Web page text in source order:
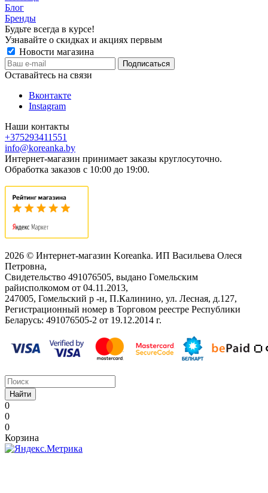
Блог
Бренды
Будьте всегда в курсе!
Узнавайте о скидках и акциях первым
Новости магазина
Оставайтесь на связи
Вконтакте
Instagram
Наши контакты
+375293411551
info@koreanka.by
Интернет-магазин принимает заказы круглосуточно.
Обработка заказов с 10:00 до 19:00.
2026 © Интернет-магазин Koreanka. ИП Васильева Олеся
Петровна,
Свидетельство ‎491076505, выдано Гомельским
райисполкомом от 04.11.2013,
247005, Гомельский р -н, П.Калинино, ул. Лесная, д.127,
Регистрационный номер в Торговом реестре Республики
Беларусь: ‎491076505-2 от 19.12.2014 г.
Найти
0
0
0
Корзина